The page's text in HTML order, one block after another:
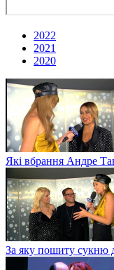
2022
2021
2020
Які вбрання Андре
За яку пошиту сукню